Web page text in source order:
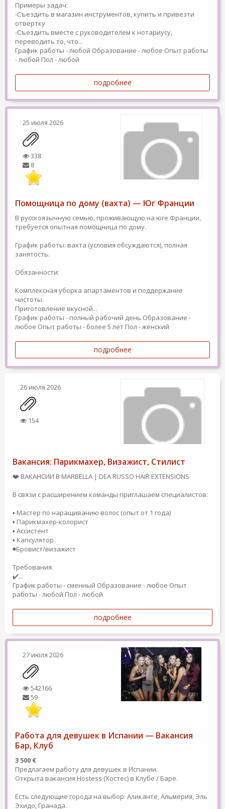
Примеры задач:
-Съездить в магазин инструментов, купить и привезти
отвертку
-Съездить вместе с руководителем к нотариусу,
переводить то, что...
График работы - любой Образование - любое Опыт работы
- любой Пол - любой
подробнее
25 июля 2026
338
8
Помощница по дому (вахта) — Юг Франции
В русскоязычную семью, проживающую на юге Франции,
требуется опытная помощница по дому.
График работы: вахта (условия обсуждаются), полная
занятость.
Обязанности:
Комплексная уборка апартаментов и поддержание
чистоты.
Приготовление вкусной...
График работы - полный рабочий день Образование -
любое Опыт работы - более 5 лет Пол - женский
подробнее
26 июля 2026
154
Вакансия: Парикмахер, Визажист, Стилист
❤️ ВАКАНСИИ В MARBELLA | DEA RUSSO HAIR EXTENSIONS
В связи с расширением команды приглашаем специалистов:
▪️ Мастер по наращиванию волос (опыт от 1 года)
▪️ Парикмахер-колорист
▪️ Ассистент
▪️ Капсулятор
◾️Бровист/визажист
Требования:
✔️...
График работы - сменный Образование - любое Опыт
работы - любой Пол - любой
подробнее
27 июля 2026
542166
59
Работа для девушек в Испании — Вакансия
Бар, Клуб
3 500 €
Предлагаем работу для девушек в Испании.
Открыта вакансия Hostess (Хостес) в Клубе / Баре.
Есть следующие города на выбор: Аликанте, Альмерия, Эль
Эхидо, Гранада.